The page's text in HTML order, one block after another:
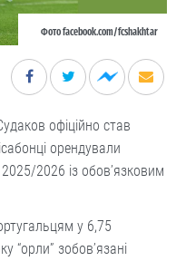
Фото facebook.com/fcshakhtar
офіційно став
орендували
2026 із обов’язковим
у 6,75
“орли” зобов’язані